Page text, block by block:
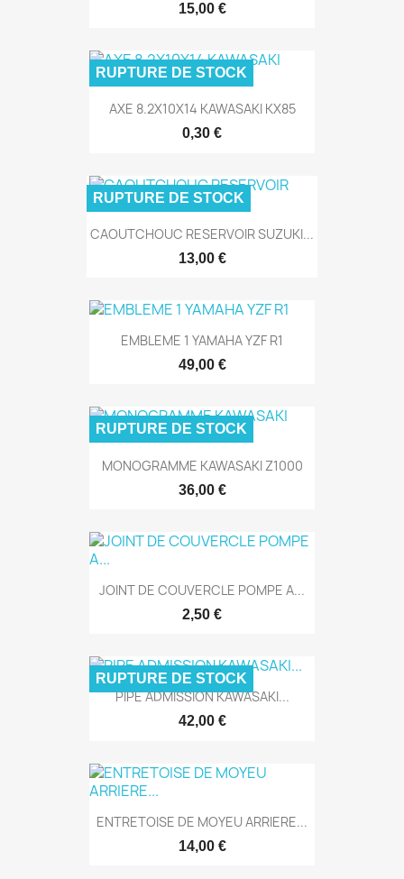
15,00 €
AXE 8.2X10X14 KAWASAKI KX85
0,30 €
RUPTURE DE STOCK
CAOUTCHOUC RESERVOIR SUZUKI...
13,00 €
RUPTURE DE STOCK
EMBLEME 1 YAMAHA YZF R1
49,00 €
MONOGRAMME KAWASAKI Z1000
36,00 €
RUPTURE DE STOCK
JOINT DE COUVERCLE POMPE A...
2,50 €
PIPE ADMISSION KAWASAKI...
42,00 €
RUPTURE DE STOCK
ENTRETOISE DE MOYEU ARRIERE...
14,00 €